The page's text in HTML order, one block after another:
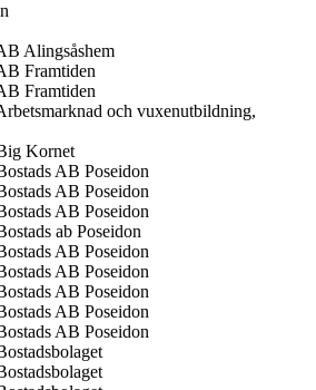
Alingsåshem
Framtiden
Framtiden
och vuxenutbildning,
Kornet
AB Poseidon
AB Poseidon
AB Poseidon
ab Poseidon
AB Poseidon
AB Poseidon
AB Poseidon
AB Poseidon
AB Poseidon